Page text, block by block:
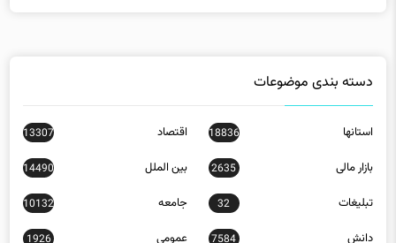
دسته بندی موضوعات
استانها 18836 اقتصاد 13307
بازار مالی 2635 بین الملل 14490
تبلیغات 32 جامعه 10132
دانش عمومی